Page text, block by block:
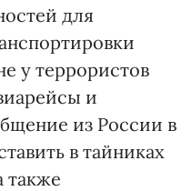
для
у террористов
и
из России в
в тайниках
также